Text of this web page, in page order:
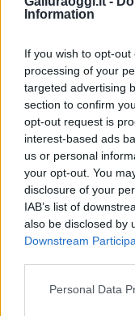
Information
If you wish to opt-
processing of your
targeted advertising
section to confirm
opt-out request is
interest-based ads
us or personal
your opt-out. You
disclosure of your
IAB’s list of
also be disclosed by
Downstream
Please note that
Personal Data
minori,
50mila
Meteo
Test
fine